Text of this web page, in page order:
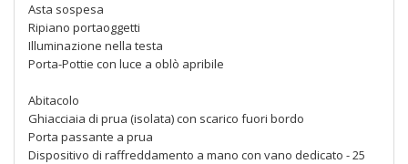
Asta sospesa
Ripiano portaoggetti
Illuminazione nella testa
Porta-Pottie con luce a oblò apribile
Abitacolo
Ghiacciaia di prua (isolata) con scarico fuori bordo
Porta passante a prua
Dispositivo di raffreddamento a mano con vano dedicato - 25